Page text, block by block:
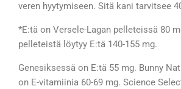
veren hyytymiseen. Sitä kani tarvitsee
*E:tä on Versele-Lagan pelleteissä 80
pelleteistä löytyy E:tä 140-155 mg.
Genesiksessä on E:tä 55 mg. Bunny
on E-vitamiinia 60-69 mg. Science